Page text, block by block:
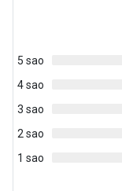
5 sao
4 sao
3 sao
2 sao
1 sao